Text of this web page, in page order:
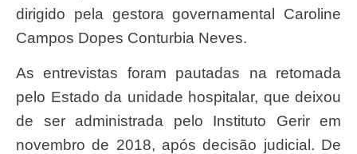
dirigido pela gestora governamental Caroline
Campos Dopes Conturbia Neves.
As entrevistas foram pautadas na retomada
pelo Estado da unidade hospitalar, que deixou
de ser administrada pelo Instituto Gerir em
novembro de 2018, após decisão judicial. De